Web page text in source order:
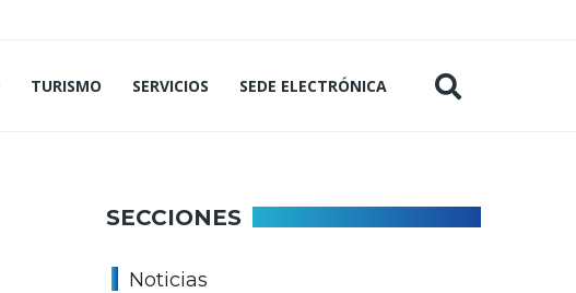
TURISMO SERVICIOS SEDE ELECTRÓNICA
SECCIONES
Noticias